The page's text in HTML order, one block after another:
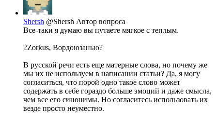
Shersh @Shersh Автор вопроса
Все-таки я думаю вы путаете мягкое с теплым.
2Zorkus, Вордоюзанью?
В русской речи есть еще матерные слова, но почему же
мы их не используем в написании статьи? Да, я могу
согласиться, что порой одно такое слово может
содержать в себе гораздо больше эмоций и даже смысла,
чем все его синонимы. Но согласитесь использовать их
везде просто неуместно.